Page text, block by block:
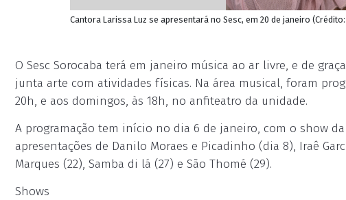
Cantora Larissa Luz se apresentará no Sesc, em 20 de janeiro
O Sesc Sorocaba terá em janeiro música ao ar livre, e de
junta arte com atividades físicas. Na área musical, foram
20h, e aos domingos, às 18h, no anfiteatro da unidade.
A programação tem início no dia 6 de janeiro, com o show da
apresentações de Danilo Moraes e Picadinho (dia 8), Iraê
Marques (22), Samba di lá (27) e São Thomé (29).
Shows